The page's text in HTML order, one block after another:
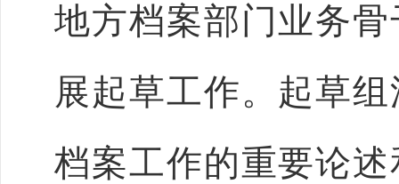
地方档案部门业务
展起草工作。起草
档案工作的重要论